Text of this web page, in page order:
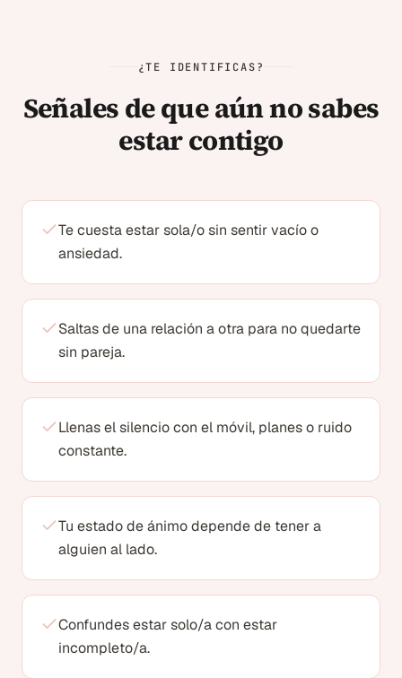
¿TE IDENTIFICAS?
Señales de que aún no sabes
estar contigo
Te cuesta estar sola/o sin sentir vacío o
ansiedad.
Saltas de una relación a otra para no quedarte
sin pareja.
Llenas el silencio con el móvil, planes o ruido
constante.
Tu estado de ánimo depende de tener a
alguien al lado.
Confundes estar solo/a con estar
incompleto/a.